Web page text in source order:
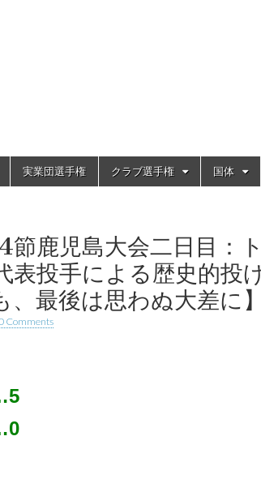
実業団選手権 クラブ選手権 国体
節鹿児島大会二日目：
表投手による歴史的投
、最後は思わぬ大差に】
Comments